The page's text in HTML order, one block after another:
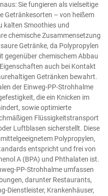
Sie fungieren als vielseitige
Getränkesorten – von heißem
kalten Smoothies und
chemische Zusammensetzung
Getränke, da Polypropylen
gegenüber chemischem Abbau
auch bei Kontakt
Getränken bewahrt.
der Einweg-PP-Strohhalme
die ein Knicken im
sowie optimierte
Flüssigkeitstransport
Luftblasen sicherstellt. Diese
Polypropylen,
entspricht und frei von
A (BPA) und Phthalaten ist.
PP-Strohhalme umfassen
darunter Restaurants,
Dienstleister, Krankenhäuser,